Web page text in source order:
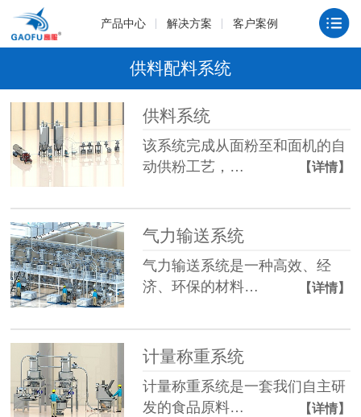
产品中心 解决方案 客户案例
供料配料系统
供料系统
该系统完成从面粉至和面机的自
动供粉工艺，…
【详情】
气力输送系统
气力输送系统是一种高效、经
济、环保的材料…
【详情】
计量称重系统
计量称重系统是一套我们自主研
发的食品原料…
【详情】